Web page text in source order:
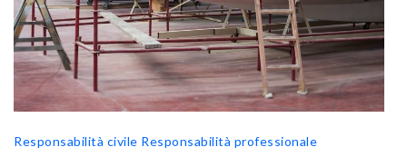
Responsabilità civile Responsabilità professionale